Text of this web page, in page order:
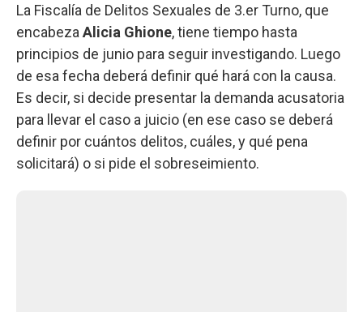
La Fiscalía de Delitos Sexuales de 3.er Turno, que
encabeza Alicia Ghione, tiene tiempo hasta
principios de junio para seguir investigando. Luego
de esa fecha deberá definir qué hará con la causa.
Es decir, si decide presentar la demanda acusatoria
para llevar el caso a juicio (en ese caso se deberá
definir por cuántos delitos, cuáles, y qué pena
solicitará) o si pide el sobreseimiento.